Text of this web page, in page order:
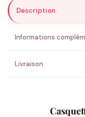
💚 Retour sous 24-48h
Description
Informations
Livraison